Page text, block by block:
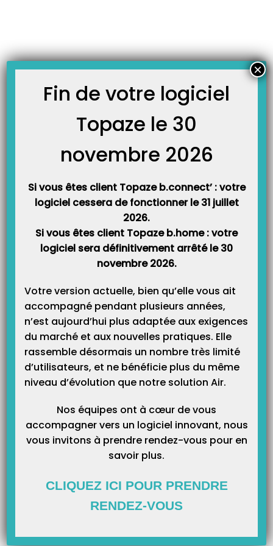
Erreur 49408 en déchargement TLA
En déchargement d’acte isolé pour une remplaçante, l’ erreur49408
désigne un problème de facturant sur une des factures à décharger. La
facture posant problème n’est pas identifiée.
Il faut vérifier la date d’installation de laversion 9.3 de Topaze et les
dates de factures se trouvant dans le TLA au nom de la remplaçante. Si
une date est antérieure à l’installation la version 9.3 alors c’est cette
facture qui bloque car elle a été préparée sans l’utilisation de la session
de remplacement (obligation réglementaire Sesam-Vitale).
Il faut donc la dé facturer par le suivi de facture et le déchargement TLA
fonctionnera pour les autres factures.
incompatible avec la majoration
Fin de votre logiciel
Topaze le 30
novembre 2026
Si vous êtes client Topaze b.connect’ : votre
logiciel cessera de fonctionner le 31 juillet
2026.
Si vous êtes client Topaze b.home : votre
logiciel sera définitivement arrêté le 30
novembre 2026.
Votre version actuelle, bien qu’elle vous ait
accompagné pendant plusieurs années,
n’est aujourd’hui plus adaptée aux exigences
du marché et aux nouvelles pratiques. Elle
rassemble désormais un nombre très limité
d’utilisateurs, et ne bénéficie plus du même
niveau d’évolution que notre solution Air.
Nos équipes ont à cœur de vous
accompagner vers un logiciel innovant, nous
vous invitons à prendre rendez-vous pour en
savoir plus.
CLIQUEZ ICI POUR PRENDRE
RENDEZ-VOUS
×